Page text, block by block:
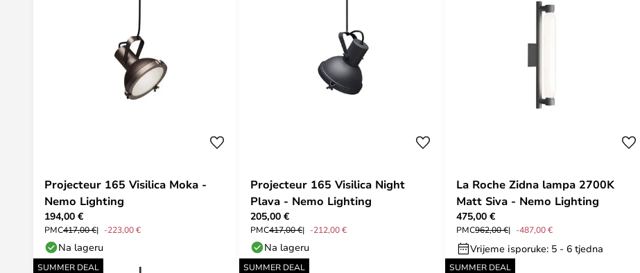
Projecteur 165 Visilica Moka -
Nemo Lighting
194,00 €
PMC417,00 € -223,00 €
Na lageru
Projecteur 165 Visilica Night
Plava - Nemo Lighting
205,00 €
PMC417,00 € -212,00 €
Na lageru
La Roche Zidna lampa 2700K
Matt Siva - Nemo Lighting
475,00 €
PMC962,00 € -487,00 €
Vrijeme isporuke: 5 - 6 tjedna
SUMMER DEAL SUMMER DEAL SUMMER DEAL